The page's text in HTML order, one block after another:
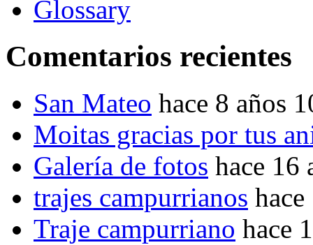
Glossary
Comentarios recientes
San Mateo hace 8 años
Moitas gracias por tus
Galería de fotos hace 16
trajes campurrianos
Traje campurriano hace